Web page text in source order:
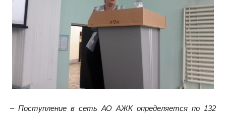
– Поступление в сеть АО АЖК определяется по 132